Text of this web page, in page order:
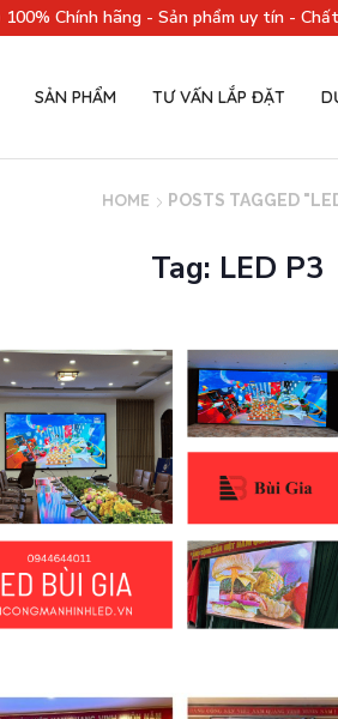
100% Chính hãng - Sản phẩm uy tín -
SẢN PHẨM TƯ VẤN LẮP ĐẶT
HOME POSTS TAGGED
Tag: LED P3